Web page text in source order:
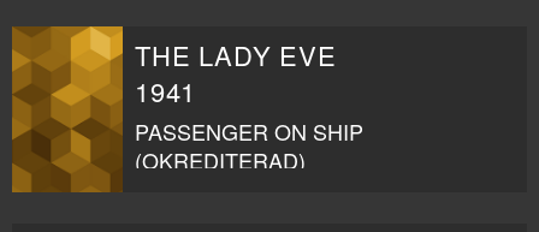
THE LADY EVE
1941
PASSENGER ON SHIP
(OKREDITERAD)